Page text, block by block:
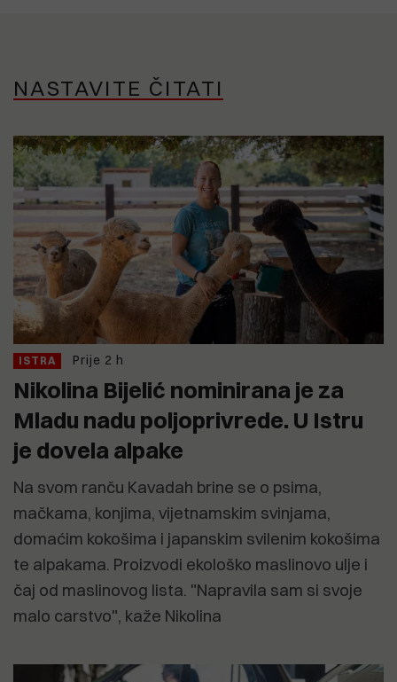
NASTAVITE ČITATI
ISTRA Prije 2 h
Nikolina Bijelić nominirana je za
Mladu nadu poljoprivrede. U Istru
je dovela alpake
Na svom ranču Kavadah brine se o psima,
mačkama, konjima, vijetnamskim svinjama,
domaćim kokošima i japanskim svilenim kokošima
te alpakama. Proizvodi ekološko maslinovo ulje i
čaj od maslinovog lista. "Napravila sam si svoje
malo carstvo", kaže Nikolina